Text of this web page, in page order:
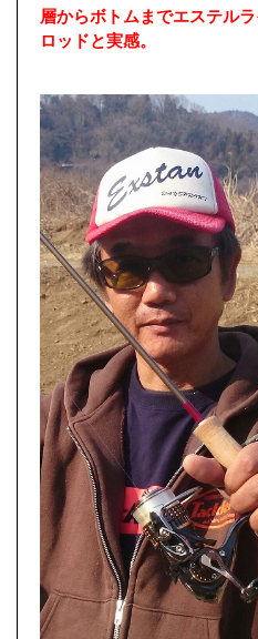
層からボトムまでエステル
ロッドと実感。